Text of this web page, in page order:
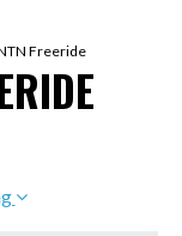
Freeride